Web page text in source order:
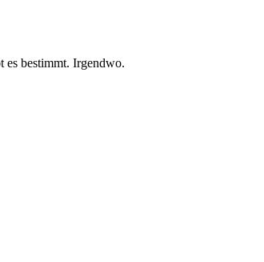
es bestimmt. Irgendwo.